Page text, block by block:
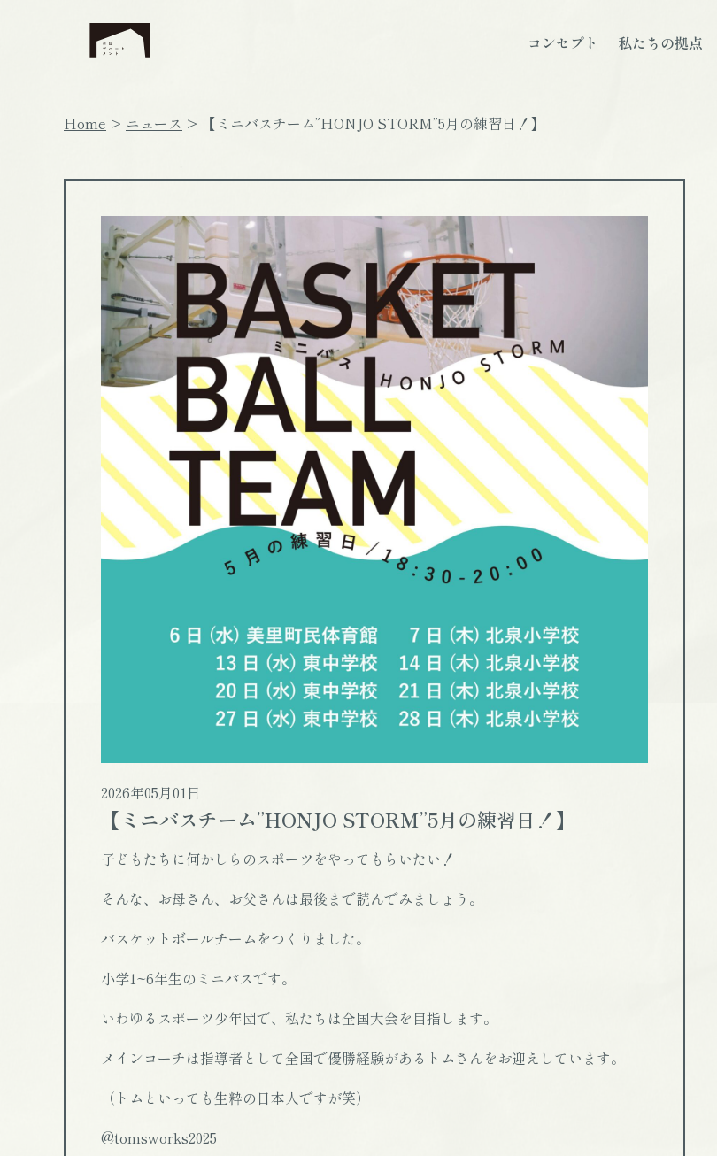
コンセプト 私たちの拠点
Home ニュース 【ミニバスチーム”HONJO STORM”5月の練習日！】
2026年05月01日
【ミニバスチーム”HONJO STORM”5月の練習日！】
子どもたちに何かしらのスポーツをやってもらいたい！
そんな、お母さん、お父さんは最後まで読んでみましょう。
バスケットボールチームをつくりました。
小学1~6年生のミニバスです。
いわゆるスポーツ少年団で、私たちは全国大会を目指します。
メインコーチは指導者として全国で優勝経験があるトムさんをお迎えしています。
（トムといっても生粋の日本人ですが笑）
@tomsworks2025